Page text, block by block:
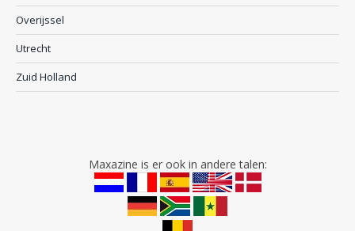
Overijssel
Utrecht
Zuid Holland
Maxazine is er ook in andere talen: